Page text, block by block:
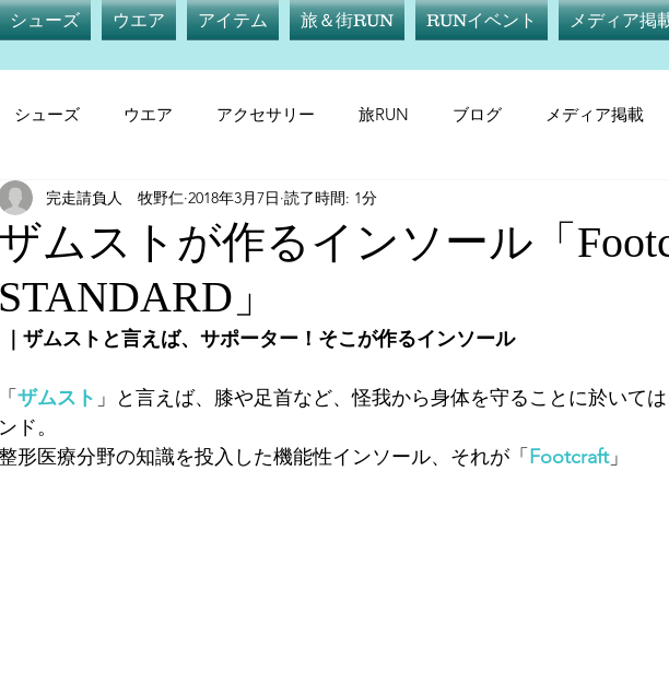
シューズ ウエア アイテム 旅＆街RUN RUNイベント メディア掲
シューズ ウエア アクセサリー 旅RUN ブログ メディア掲載
ウエア アイテム サプリメント
グ他
ザムストが作るインソール「
STANDARD」
完走請負人 牧野仁 2018年3月7日 読了時間: 1分
｜ザムストと言えば、サポーター！そこが作るインソール
「 ザムスト 」と言えば、膝や足首など、怪我から身体を守ることに於いて
ンド。
形医療分野の知識を投入した機能性インソール、それが「 Footcraft」